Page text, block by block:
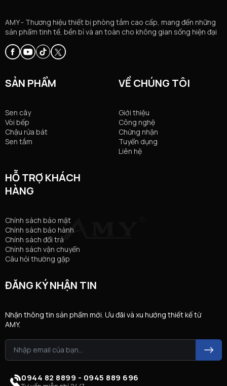
AMY - Thương hiệu thiết bị phòng tắm cao cấp, mang đến những
sản phẩm tinh tế, bền bỉ và an toàn cho không gian sống hiện đại
SẢN PHẨM
Sen cây
Vòi bếp
Chậu rửa bát
Sen tắm
VỀ CHÚNG TÔI
Giới thiệu
Công nghệ
Chứng nhận
Tuyển dụng
Liên hệ
HỖ TRỢ KHÁCH
HÀNG
Chính sách bảo mật
Chính sách bảo hành
Chính sách đổi trả
Chính sách vận chuyển
Câu hỏi thường gặp
ĐĂNG KÝ NHẬN TIN
Nhận thông tin sản phẩm mới. Ưu đãi và xu hướng thiết kế từ
AMY.
0944 82 8899 - 0945 889 696